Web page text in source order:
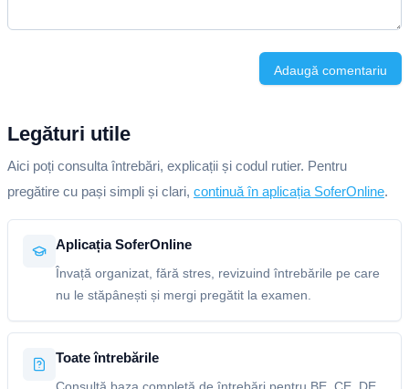
Adaugă comentariu
Legături utile
Aici poți consulta întrebări, explicații și codul rutier. Pentru
pregătire cu pași simpli și clari, continuă în aplicația SoferOnline.
Aplicația SoferOnline
Învață organizat, fără stres, revizuind întrebările pe care
nu le stăpânești și mergi pregătit la examen.
Toate întrebările